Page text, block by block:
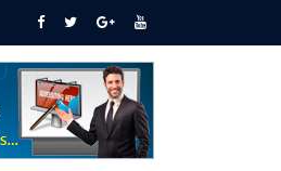
la Doble Identidad